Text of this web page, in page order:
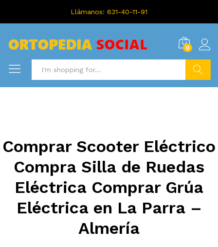
Llámanos: 631-40-11-91
0
Comprar Scooter Eléctrico
Compra Silla de Ruedas
Eléctrica Comprar Grúa
Eléctrica en La Parra –
Almería